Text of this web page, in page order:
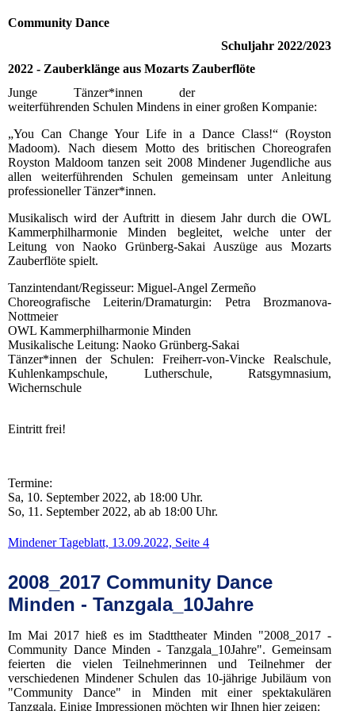
Community Dance
Schuljahr 2022/2023
2022 - Zauberklänge aus Mozarts Zauberflöte
Junge Tänzer*innen der
weiterführenden Schulen Mindens in einer großen Kompanie:
„You Can Change Your Life in a Dance Class!“ (Royston
Madoom). Nach diesem Motto des britischen Choreografen
Royston Maldoom tanzen seit 2008 Mindener Jugendliche aus
allen weiterführenden Schulen gemeinsam unter Anleitung
professioneller Tänzer*innen.
Musikalisch wird der Auftritt in diesem Jahr durch die OWL
Kammerphilharmonie Minden begleitet, welche unter der
Leitung von Naoko Grünberg-Sakai Auszüge aus Mozarts
Zauberflöte spielt.
Tanzintendant/Regisseur: Miguel-Angel Zermeño
Choreografische Leiterin/Dramaturgin: Petra Brozmanova-
Nottmeier
OWL Kammerphilharmonie Minden
Musikalische Leitung: Naoko Grünberg-Sakai
Tänzer*innen der Schulen: Freiherr-von-Vincke Realschule,
Kuhlenkampschule, Lutherschule, Ratsgymnasium,
Wichernschule
Eintritt frei!
Termine:
Sa, 10. September 2022, ab 18:00 Uhr.
So, 11. September 2022, ab ab 18:00 Uhr.
Mindener Tageblatt, 13.09.2022, Seite 4
2008_2017 Community Dance
Minden - Tanzgala_10Jahre
Im Mai 2017 hieß es im Stadttheater Minden "2008_2017 -
Community Dance Minden - Tanzgala_10Jahre". Gemeinsam
feierten die vielen Teilnehmerinnen und Teilnehmer der
verschiedenen Mindener Schulen das 10-jährige Jubiläum von
"Community Dance" in Minden mit einer spektakulären
Tanzgala. Einige Impressionen möchten wir Ihnen hier zeigen: